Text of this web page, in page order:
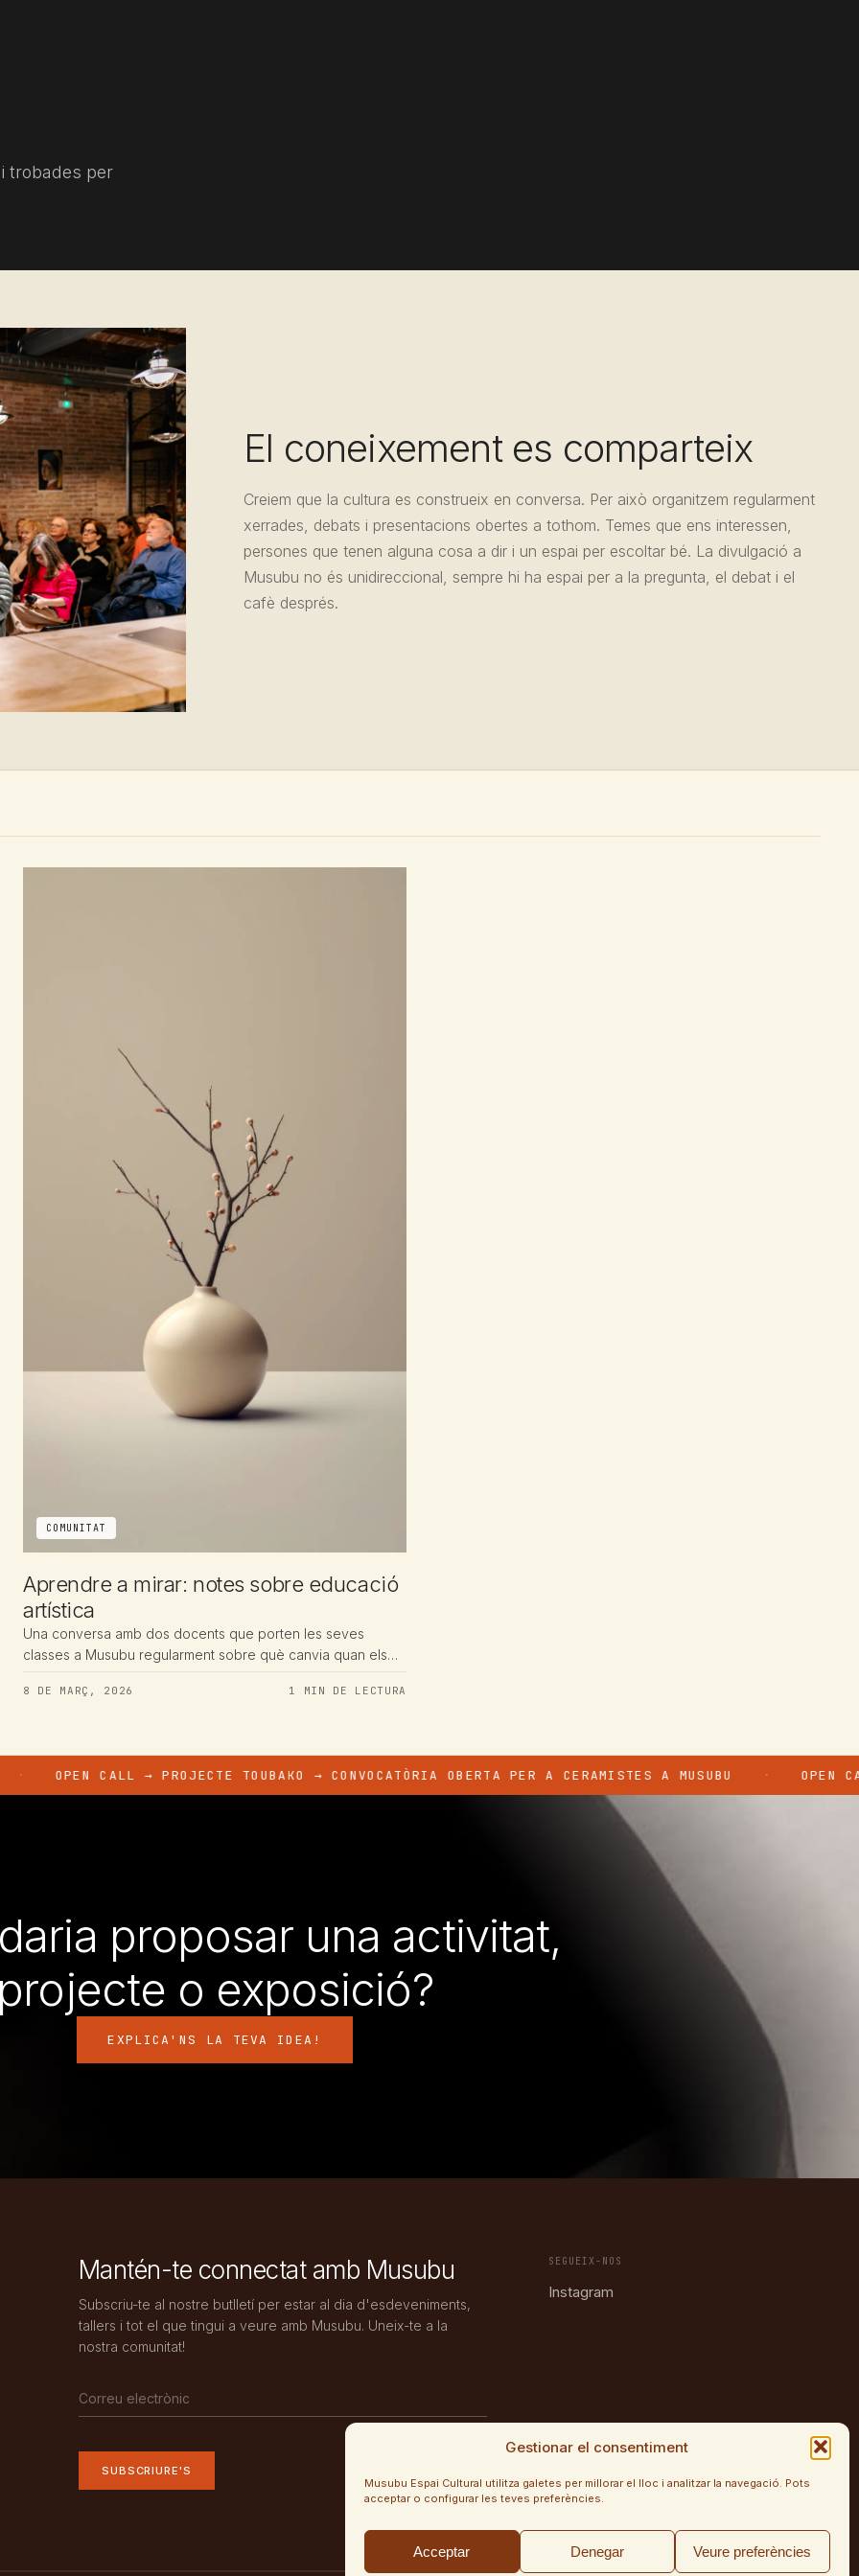
Gestionar el consentiment
Musubu Espai Cultural utilitza galetes per millorar el lloc i analitzar la navegació. Pots
acceptar o configurar les teves preferències.
Acceptar Denegar Veure preferències
trobades per
El coneixement es comparteix
Creiem que la cultura es construeix en conversa. Per això organitzem regularment
xerrades, debats i presentacions obertes a tothom. Temes que ens interessen,
persones que tenen alguna cosa a dir i un espai per escoltar bé. La divulgació a
Musubu no és unidireccional, sempre hi ha espai per a la pregunta, el debat i el
cafè després.
COMUNITAT
Aprendre a mirar: notes sobre educació
artística
Una conversa amb dos docents que porten les seves
classes a Musubu regularment sobre què canvia quan els
8 DE MARÇ, 2026 1 MIN DE LECTURA
CALL → PROJECTE TOUBAKO → CONVOCATÒRIA OBERTA PER A CERAMISTES A MUSUBU · OPEN CALL →
proposar una activitat,
o exposició?
EXPLICA'NS LA TEVA IDEA!
Mantén-te connectat amb Musubu
Subscriu-te al nostre butlletí per estar al dia d'esdeveniments,
tallers i tot el que tingui a veure amb Musubu. Uneix-te a la
nostra comunitat!
SUBSCRIURE'S
SEGUEIX-NOS
Instagram